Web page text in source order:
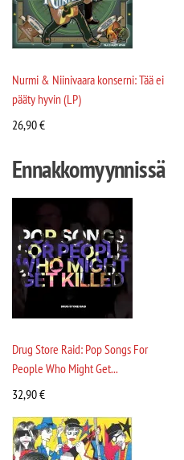
Nurmi & Niinivaara konserni: Tää ei
pääty hyvin (LP)
26,90€
Ennakkomyynnissä
Drug Store Raid: Pop Songs For
People Who Might Get...
32,90€